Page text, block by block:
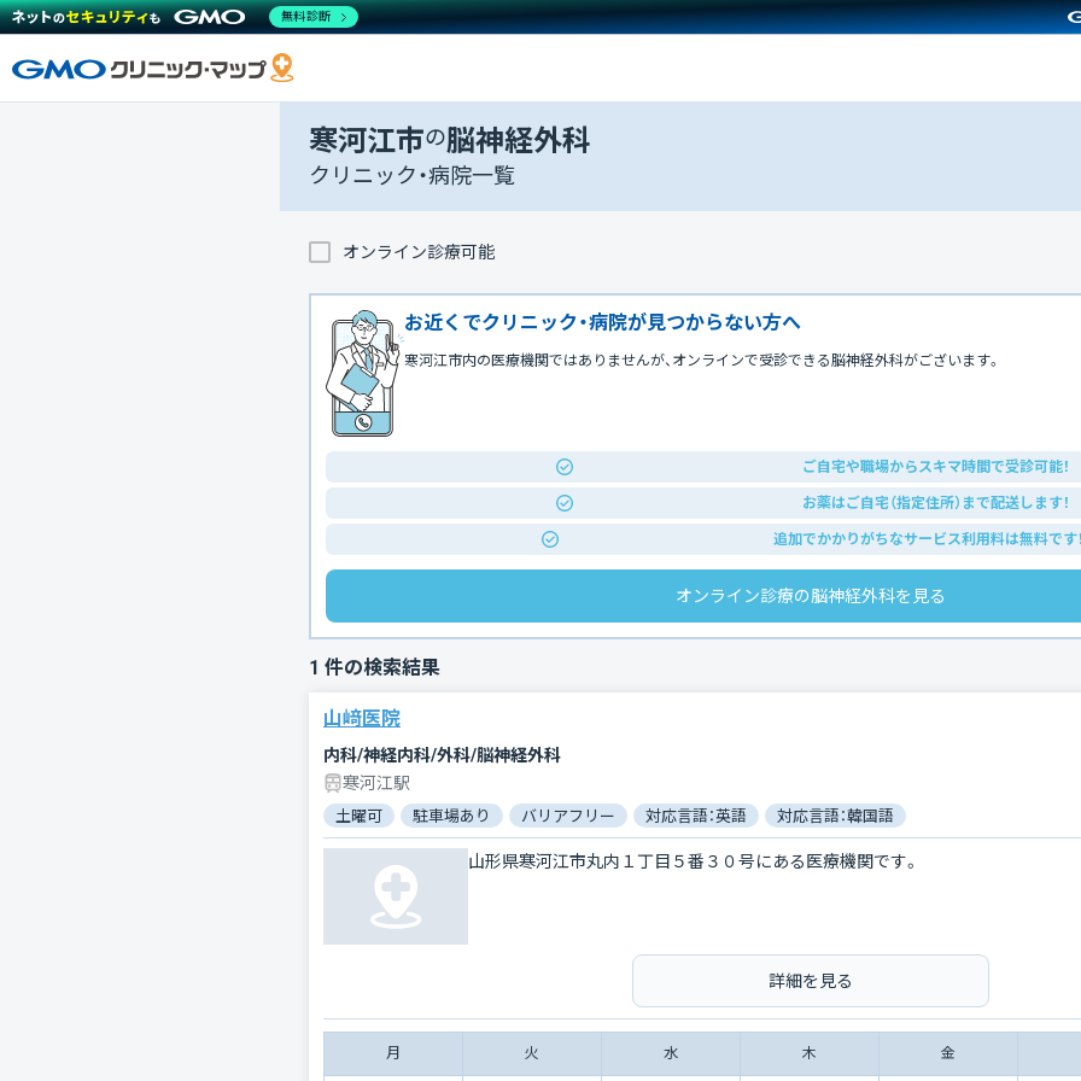
寒河江市の脳神経外科
クリニック・病院一覧
オンライン診療可能
お近くでクリニック・病院が見つからない方へ
寒河江市内の医療機関ではありませんが、オンラインで受診できる脳神経外科がございます。
ご自宅や職場からスキマ時間で受診可能！
お薬はご自宅（指定住所）まで配送します！
追加でかかりがちなサービス利用料は無料です
オンライン診療の脳神経外科を見る
1 件の検索結果
山﨑医院
内科/神経内科/外科/脳神経外科
寒河江駅
土曜可 駐車場あり バリアフリー 対応言語：英語 対応言語：韓国語
山形県寒河江市丸内１丁目５番３０号にある医療機関です。
詳細を見る
月 火 水 木 金
無料診断